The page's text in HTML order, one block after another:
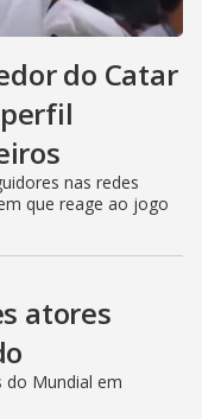
do Catar
nas redes
que reage ao jogo
atores
do Mundial em